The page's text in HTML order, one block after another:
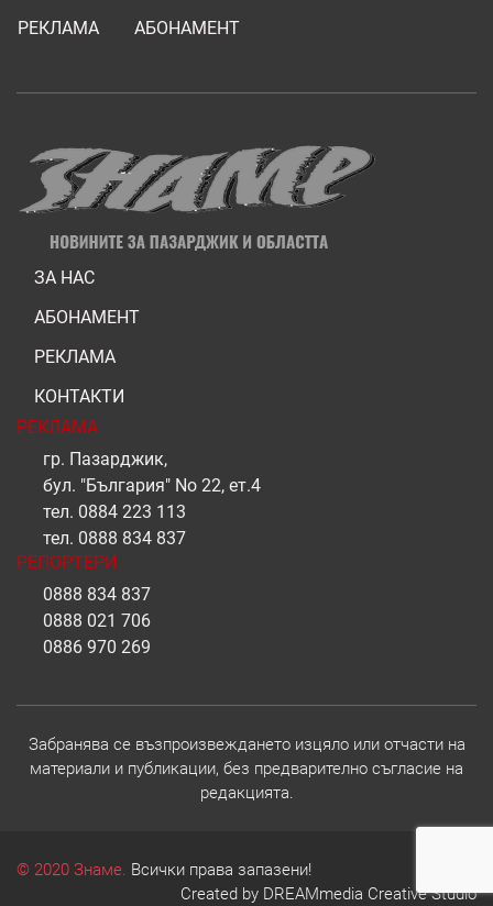
РЕКЛАМА
АБОНАМЕНТ
ЗА НАС
АБОНАМЕНТ
РЕКЛАМА
КОНТАКТИ
РЕКЛАМА
гр. Пазарджик,
бул. "България" No 22, ет.4
тел. 0884 223 113
тел. 0888 834 837
РЕПОРТЕРИ
0888 834 837
0888 021 706
0886 970 269
Забранява се възпроизвеждането изцяло или отчасти на
материали и публикации, без предварително съгласие на
редакцията.
© 2020 Знаме. Всички права запазени!
Created by DREAMmedia Creative Studio